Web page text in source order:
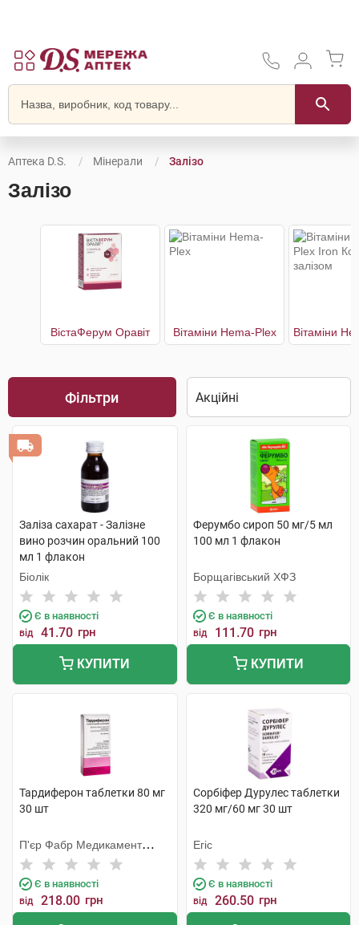
Аптека D.S. Мінерали Залізо
Залізо
ВістаФерум Оравіт Вітаміни Hema-Plex
Фільтри
Заліза сахарат - Залізне
вино розчин оральний 100
мл 1 флакон
Біолік
Є в наявності
від 41.70 грн
КУПИТИ
Ферумбо сироп 50 мг/5 мл
100 мл 1 флакон
Борщагівський ХФЗ
Є в наявності
від 111.70 грн
КУПИТИ
Тардиферон таблетки 80 мг
30 шт
П'єр Фабр Медикамент
Продакшн
Є в наявності
від 218.00 грн
Сорбіфер Дурулес таблетки
320 мг/60 мг 30 шт
Егіс
Є в наявності
від 260.50 грн